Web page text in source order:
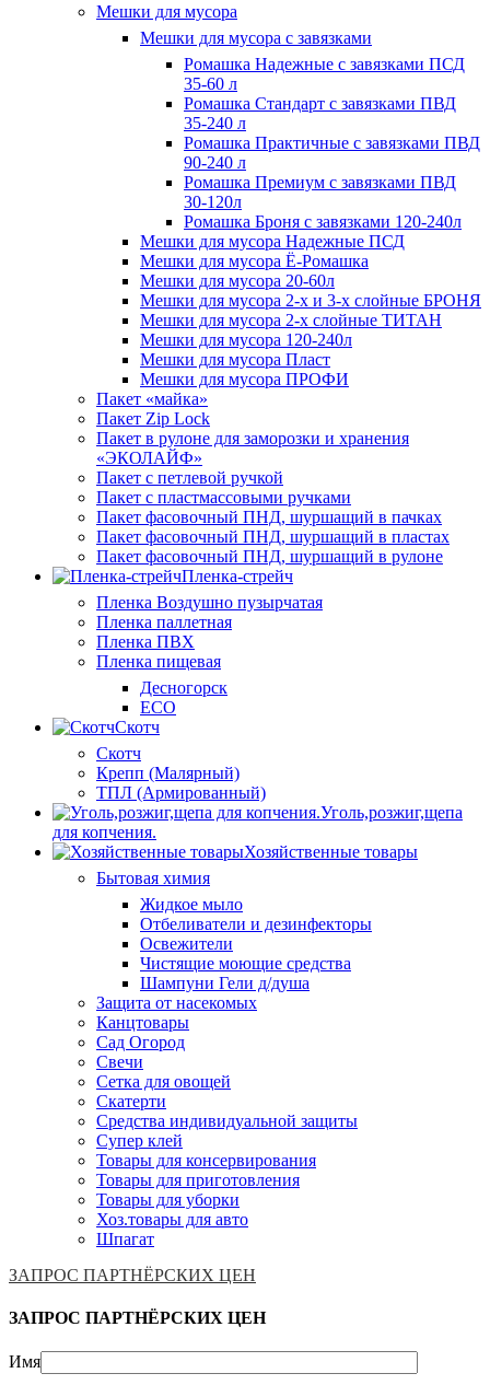
Мешки для мусора
Мешки для мусора с завязками
Ромашка Надежные с завязками ПСД
35-60 л
Ромашка Стандарт с завязками ПВД
35-240 л
Ромашка Практичные с завязками ПВД
90-240 л
Ромашка Премиум с завязками ПВД
30-120л
Ромашка Броня с завязками 120-240л
Мешки для мусора Надежные ПСД
Мешки для мусора Ё-Ромашка
Мешки для мусора 20-60л
Мешки для мусора 2-х и 3-х слойные БРОНЯ
Мешки для мусора 2-х слойные ТИТАН
Мешки для мусора 120-240л
Мешки для мусора Пласт
Мешки для мусора ПРОФИ
Пакет «майка»
Пакет Zip Lock
Пакет в рулоне для заморозки и хранения
«ЭКОЛАЙФ»
Пакет с петлевой ручкой
Пакет с пластмассовыми ручками
Пакет фасовочный ПНД, шуршащий в пачках
Пакет фасовочный ПНД, шуршащий в пластах
Пакет фасовочный ПНД, шуршащий в рулоне
Пленка-стрейч
Пленка Воздушно пузырчатая
Пленка паллетная
Пленка ПВХ
Пленка пищевая
Десногорск
ECO
Скотч
Скотч
Крепп (Малярный)
ТПЛ (Армированный)
Уголь,розжиг,щепа
для копчения.
Хозяйственные товары
Бытовая химия
Жидкое мыло
Отбеливатели и дезинфекторы
Освежители
Чистящие моющие средства
Шампуни Гели д/душа
Защита от насекомых
Канцтовары
Сад Огород
Свечи
Сетка для овощей
Скатерти
Средства индивидуальной защиты
Супер клей
Товары для консервирования
Товары для приготовления
Товары для уборки
Хоз.товары для авто
Шпагат
ЗАПРОС ПАРТНЁРСКИХ ЦЕН
ЗАПРОС ПАРТНЁРСКИХ ЦЕН
Имя